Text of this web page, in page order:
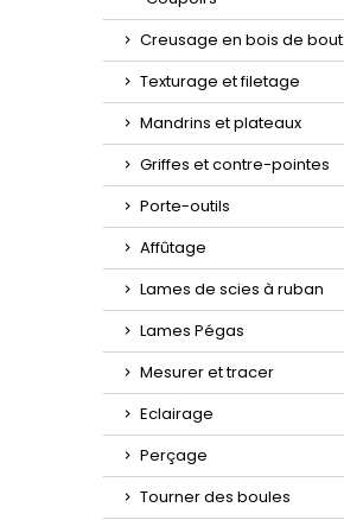
Creusage en bois de bout
Texturage et filetage
Mandrins et plateaux
Griffes et contre-pointes
Porte-outils
Affûtage
Lames de scies à ruban
Lames Pégas
Mesurer et tracer
Eclairage
Perçage
Tourner des boules